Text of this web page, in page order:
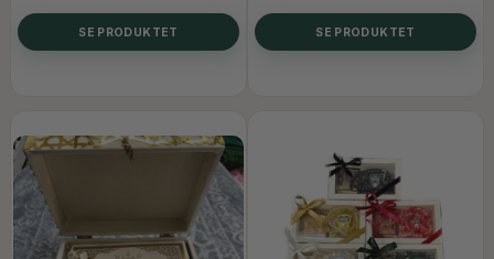
SE PRODUKTET SE PRODUKTET